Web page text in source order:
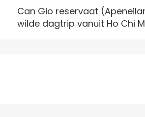
Can Gio reservaat
wilde dagtrip vanuit Ho Chi